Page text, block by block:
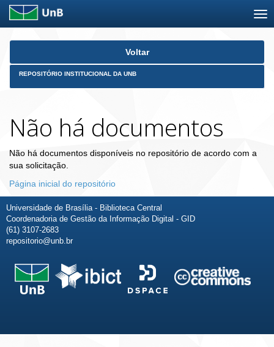
Skip
Voltar
REPOSITÓRIO INSTITUCIONAL DA UNB
Não há documentos
Não há documentos disponíveis no repositório de acordo com a
sua solicitação.
Página inicial do repositório
Universidade de Brasília - Biblioteca Central
Coordenadoria de Gestão da Informação Digital - GID
(61) 3107-2683
repositorio@unb.br